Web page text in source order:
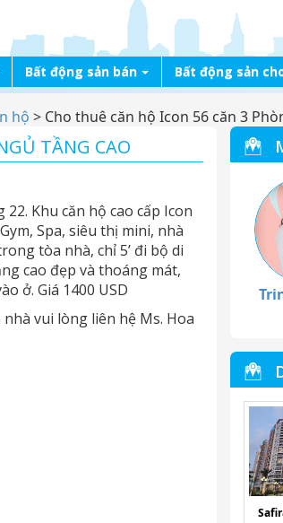
Bất động sản bán Bất động sản
hộ > Cho thuê căn hộ Icon 56 căn 3
TẦNG CAO
Khu căn hộ cao cấp Icon
Spa, siêu thị mini, nhà
tòa nhà, chỉ 5’ đi bộ di
cao đẹp và thoáng mát,
ở. Giá 1400 USD
vui lòng liên hệ Ms. Hoa